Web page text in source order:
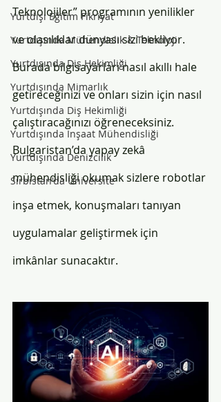
Yurtdışı Eğitim Fikriyat
Yurtdışında Mühendislik & Teknoloji
Yurtdışında Diş Hekimliği
Yurtdışında Mimarlık
Yurtdışında Diş Hekimliği
Yurtdışında İnşaat Mühendisliği
Yurtdışında Denizcilik
Sırbistan'da Üniversite
Teknolojiler” programının yenilikler
ve olasılıklar dünyası sizi bekliyor.
Burada bilgisayarları nasıl akıllı hale
getireceğinizi ve onları sizin için nasıl
çalıştıracağınızı öğreneceksiniz.
Bulgaristan’da yapay zekâ
mühendisliği okumak sizlere robotlar
inşa etmek, konuşmaları tanıyan
uygulamalar geliştirmek için
imkânlar sunacaktır.